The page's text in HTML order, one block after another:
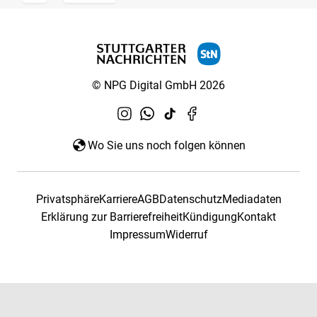
© NPG Digital GmbH 2026
Wo Sie uns noch folgen können
PrivatsphäreKarriereAGBDatenschutzMediadaten
Erklärung zur BarrierefreiheitKündigungKontakt
ImpressumWiderruf